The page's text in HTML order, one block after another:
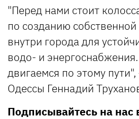
"Перед нами стоит
по созданию
внутри города для
водо- и
двигаемся по этому
Одессы Геннадий
Подписывайтесь на нас